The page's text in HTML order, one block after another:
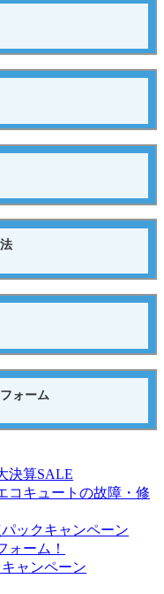
ォーム
決算SALE
コキュートの故障・修
ックキャンペーン
ォーム！
ャンペーン